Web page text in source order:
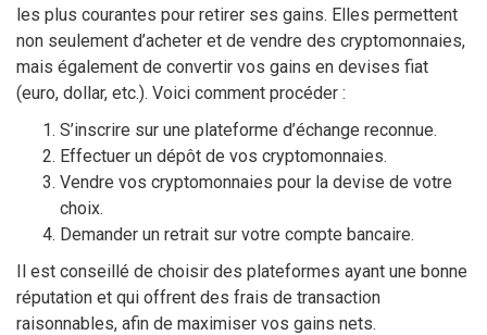
les plus courantes pour retirer ses gains. Elles permettent
non seulement d’acheter et de vendre des cryptomonnaies,
mais également de convertir vos gains en devises fiat
(euro, dollar, etc.). Voici comment procéder :
S’inscrire sur une plateforme d’échange reconnue.
Effectuer un dépôt de vos cryptomonnaies.
Vendre vos cryptomonnaies pour la devise de votre
choix.
Demander un retrait sur votre compte bancaire.
Il est conseillé de choisir des plateformes ayant une bonne
réputation et qui offrent des frais de transaction
raisonnables, afin de maximiser vos gains nets.